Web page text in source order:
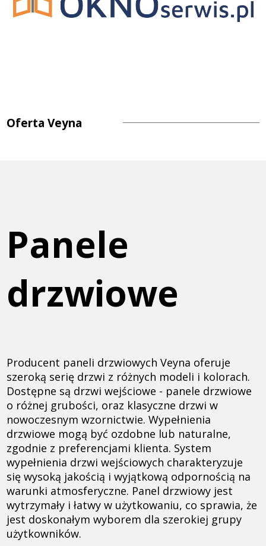
Oferta Veyna
Panele
drzwiowe
Producent paneli drzwiowych Veyna oferuje
szeroką serię drzwi z różnych modeli i kolorach.
Dostępne są drzwi wejściowe - panele drzwiowe
o różnej grubości, oraz klasyczne drzwi w
nowoczesnym wzornictwie. Wypełnienia
drzwiowe mogą być ozdobne lub naturalne,
zgodnie z preferencjami klienta. System
wypełnienia drzwi wejściowych charakteryzuje
się wysoką jakością i wyjątkową odpornością na
warunki atmosferyczne. Panel drzwiowy jest
wytrzymały i łatwy w użytkowaniu, co sprawia, że
jest doskonałym wyborem dla szerokiej grupy
użytkowników.